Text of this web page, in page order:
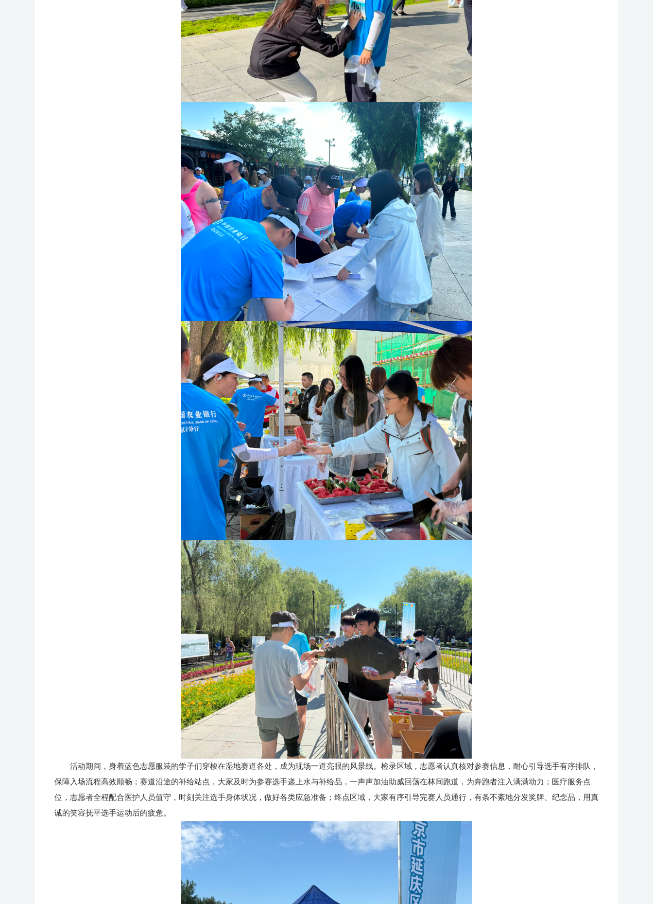
活动期间，身着蓝色志愿服装的学子们穿梭在湿地赛道各处，成为现场一道亮眼的风景线。检录区域，志愿者认真核对参赛信息，耐心引导选手有序排队，
保障入场流程高效顺畅；赛道沿途的补给站点，大家及时为参赛选手递上水与补给品，一声声加油助威回荡在林间跑道，为奔跑者注入满满动力；医疗服务点
位，志愿者全程配合医护人员值守，时刻关注选手身体状况，做好各类应急准备；终点区域，大家有序引导完赛人员通行，有条不紊地分发奖牌、纪念品，用真
诚的笑容抚平选手运动后的疲惫。